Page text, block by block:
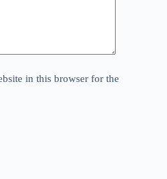
in this browser for the